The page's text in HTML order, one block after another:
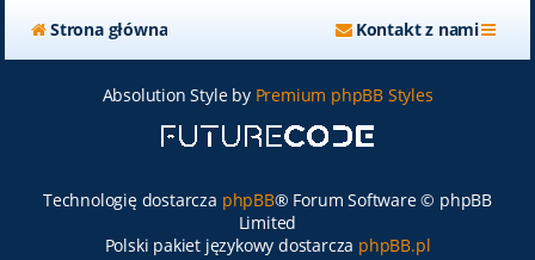
Strona główna Kontakt z nami
Absolution Style by Premium phpBB Styles
Technologię dostarcza phpBB® Forum Software © phpBB
Limited
Polski pakiet językowy dostarcza phpBB.pl